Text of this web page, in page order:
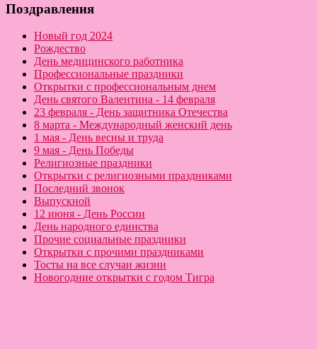
Поздравления
Новый год 2024
Рождество
День медицинского работника
Профессиональные праздники
Открытки с профессиональным днем
День святого Валентина - 14 февраля
23 февраля - День защитника Отечества
8 марта - Международный женский день
1 мая - День весны и труда
9 мая - День Победы
Религиозные праздники
Открытки с религиозными праздниками
Последний звонок
Выпускной
12 июня - День России
День народного единства
Прочие социальные праздники
Открытки с прочими праздниками
Тосты на все случаи жизни
Новогодние открытки с годом Тигра